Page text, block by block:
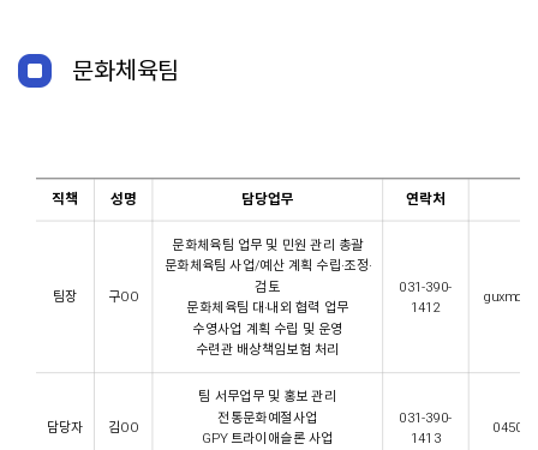
문화체육팀
직책 성명 담당업무 연락처
팀장 구OO
문화체육팀 업무 및 민원 관리 총괄
문화체육팀 사업/예산 계획 수립·조정·
검토
문화체육팀 대·내외 협력 업무
수영사업 계획 수립 및 운영
수련관 배상책임보험 처리
031-390-
1412
담당자 김OO
팀 서무업무 및 홍보 관리
전통문화예절사업
GPY 트라이애슬론 사업
031-390-
1413